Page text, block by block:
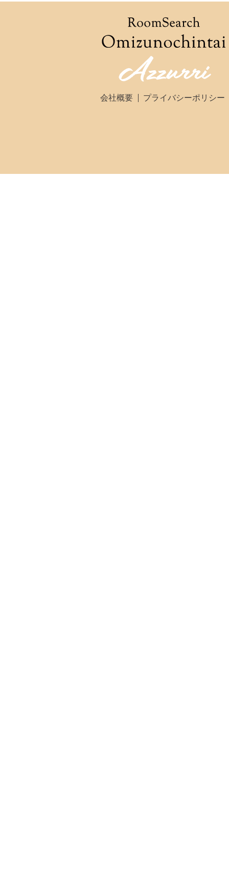
会社概要 プライバシーポリシー